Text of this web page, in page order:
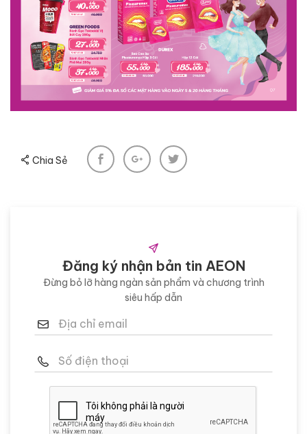
Chia Sẻ
Đăng ký nhận bản tin AEON
Đừng bỏ lỡ hàng ngàn sản phẩm và chương trình
siêu hấp dẫn